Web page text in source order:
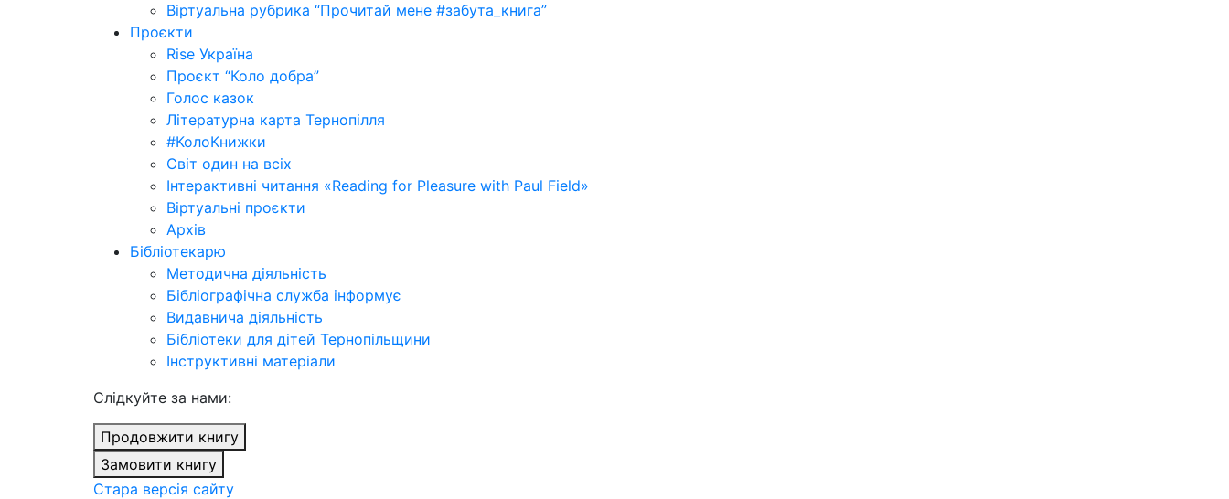
Віртуальна рубрика “Прочитай мене #забута_книга”
Проєкти
Rise Україна
Проєкт “Коло добра”
Голос казок
Літературна карта Тернопілля
#КолоКнижки
Світ один на всіх
Інтерактивні читання «Reading for Pleasure with Paul Field»
Віртуальні проєкти
Архів
Бібліотекарю
Методична діяльність
Бібліографічна служба інформує
Видавнича діяльність
Бібліотеки для дітей Тернопільщини
Інструктивні матеріали
Cлідкуйте за нами:
Продовжити книгу
Замовити книгу
Стара версія сайту